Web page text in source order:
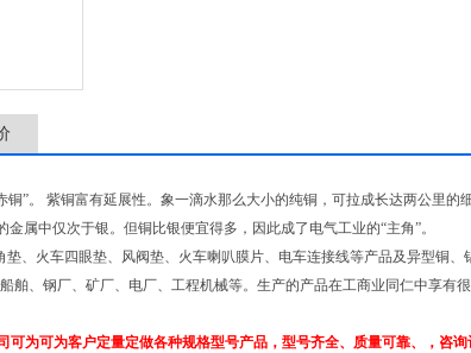
铜”。 紫铜富有延展性。象一滴水那么大小的纯铜，可拉成长达两公里的
属中仅次于银。但铜比银便宜得多，因此成了电气工业的“主角”。
、火车四眼垫、风阀垫、火车喇叭膜片、电车连接线等产品及异型铜
舶、钢厂、矿厂、电厂、工程机械等。生产的产品在工商业同仁中享有
可为可为客户定量定做各种规格型号产品，型号齐全、质量可靠、，咨询